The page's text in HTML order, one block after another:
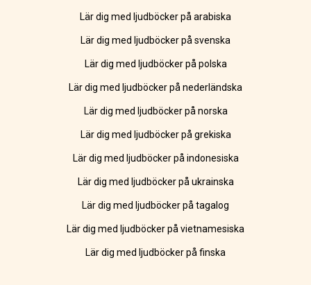
Lär dig med ljudböcker på arabiska
Lär dig med ljudböcker på svenska
Lär dig med ljudböcker på polska
Lär dig med ljudböcker på nederländska
Lär dig med ljudböcker på norska
Lär dig med ljudböcker på grekiska
Lär dig med ljudböcker på indonesiska
Lär dig med ljudböcker på ukrainska
Lär dig med ljudböcker på tagalog
Lär dig med ljudböcker på vietnamesiska
Lär dig med ljudböcker på finska